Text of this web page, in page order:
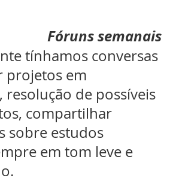
Fóruns semanais
tínhamos conversas
projetos em
resolução de possíveis
compartilhar
sobre estudos
em tom leve e